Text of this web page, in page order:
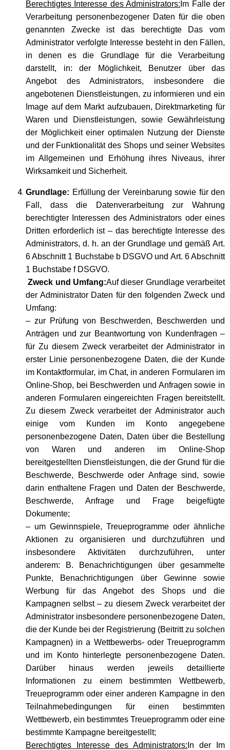
Berechtigtes Interesse des Administrators: Im Falle der
Verarbeitung personenbezogener Daten für die oben
genannten Zwecke ist das berechtigte Das vom
Administrator verfolgte Interesse besteht in den Fällen,
in denen es die Grundlage für die Verarbeitung
darstellt, in: der Möglichkeit, Benutzer über das
Angebot des Administrators, insbesondere die
angebotenen Dienstleistungen, zu informieren und ein
Image auf dem Markt aufzubauen, Direktmarketing für
Waren und Dienstleistungen, sowie Gewährleistung
der Möglichkeit einer optimalen Nutzung der Dienste
und der Funktionalität des Shops und seiner Websites
im Allgemeinen und Erhöhung ihres Niveaus, ihrer
Wirksamkeit und Sicherheit.
Grundlage: Erfüllung der Vereinbarung sowie für den
Fall, dass die Datenverarbeitung zur Wahrung
berechtigter Interessen des Administrators oder eines
Dritten erforderlich ist – das berechtigte Interesse des
Administrators, d. h. an der Grundlage und gemäß Art.
6 Abschnitt 1 Buchstabe b DSGVO und Art. 6 Abschnitt
1 Buchstabe f DSGVO.
Zweck und Umfang:Auf dieser Grundlage verarbeitet
der Administrator Daten für den folgenden Zweck und
Umfang:
– zur Prüfung von Beschwerden, Beschwerden und
Anträgen und zur Beantwortung von Kundenfragen –
für Zu diesem Zweck verarbeitet der Administrator in
erster Linie personenbezogene Daten, die der Kunde
im Kontaktformular, im Chat, in anderen Formularen im
Online-Shop, bei Beschwerden und Anfragen sowie in
anderen Formularen eingereichten Fragen bereitstellt.
Zu diesem Zweck verarbeitet der Administrator auch
einige vom Kunden im Konto angegebene
personenbezogene Daten, Daten über die Bestellung
von Waren und anderen im Online-Shop
bereitgestellten Dienstleistungen, die der Grund für die
Beschwerde, Beschwerde oder Anfrage sind, sowie
darin enthaltene Fragen und Daten der Beschwerde,
Beschwerde, Anfrage und Frage beigefügte
Dokumente;
– um Gewinnspiele, Treueprogramme oder ähnliche
Aktionen zu organisieren und durchzuführen und
insbesondere Aktivitäten durchzuführen, unter
anderem: B. Benachrichtigungen über gesammelte
Punkte, Benachrichtigungen über Gewinne sowie
Werbung für das Angebot des Shops und die
Kampagnen selbst – zu diesem Zweck verarbeitet der
Administrator insbesondere personenbezogene Daten,
die der Kunde bei der Registrierung (Beitritt zu solchen
Kampagnen) in a Wettbewerbs- oder Treueprogramm
und im Konto hinterlegte personenbezogene Daten.
Darüber hinaus werden jeweils detaillierte
Informationen zu einem bestimmten Wettbewerb,
Treueprogramm oder einer anderen Kampagne in den
Teilnahmebedingungen für einen bestimmten
Wettbewerb, ein bestimmtes Treueprogramm oder eine
bestimmte Kampagne bereitgestellt;
Berechtigtes Interesse des Administrators: In der Im